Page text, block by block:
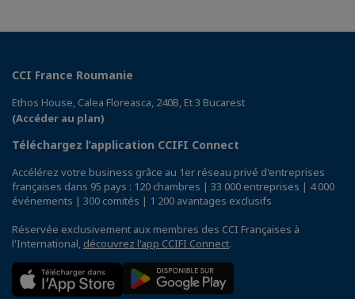
CCI France Roumanie
Ethos House, Calea Floreasca, 240B, Et 3 Bucarest
(Accéder au plan)
Téléchargez l’application CCIFI Connect
Accélérez votre business grâce au 1er réseau privé d'entreprises
françaises dans 95 pays : 120 chambres | 33 000 entreprises | 4 000
événements | 300 comités | 1 200 avantages exclusifs
Réservée exclusivement aux membres des CCI Françaises à
l'International, découvrez l'app CCIFI Connect.